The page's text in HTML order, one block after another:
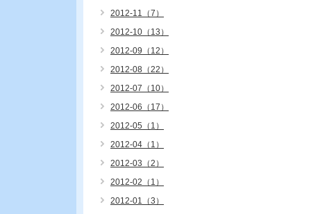
2012-11（7）
2012-10（13）
2012-09（12）
2012-08（22）
2012-07（10）
2012-06（17）
2012-05（1）
2012-04（1）
2012-03（2）
2012-02（1）
2012-01（3）